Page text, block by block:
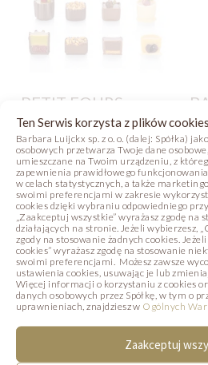
Ten Serwis korzysta z plików cookies
Barbara Luijckx sp. z o. o. (dalej: Spółka)
osobowych przetwarza Twoje dane
umieszczane na Twoim urządzeniu, z
zapewnienia prawidłowego
w celach statystycznych, a także
swoimi preferencjami w zakresie
cookies dzięki wybraniu odpowiedniego
„Zaakceptuj wszystkie” wyrażasz zgodę na
działających na stronie. Jeżeli wybierzesz,
zgody na stosowanie żadnych cookies.
cookies” wyrażasz zgodę na stosowanie
swoimi preferencjami. Możesz zawsze
ustawienia cookies, usuwając je lub
Więcej informacji o korzystaniu z cookies
danych osobowych przez Spółkę, w tym o
uprawnieniach, znajdziesz w Ogólnych
Zaakceptuj
PETIT FOURS
Zdjęcie Receptura
PODOBNE
Poniżej prezentujemy
Państwa zainteresować.